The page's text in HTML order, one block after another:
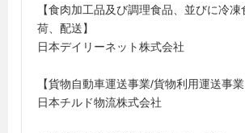
【食肉加工品及び調理食品、並びに冷
荷、配送】
日本デイリーネット株式会社
【貨物自動車運送事業/貨物利用運送事業
日本チルド物流株式会社